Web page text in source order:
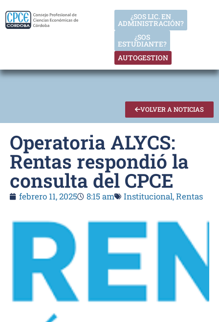
AUTOGESTION
¿SOS
ESTUDIANTE?
¿SOS LIC. EN
ADMINISTRACIÓN?
VOLVER A NOTICIAS
Operatoria ALYCS:
Rentas respondió la
consulta del CPCE
febrero 11, 2025 8:15 am Institucional,Rentas